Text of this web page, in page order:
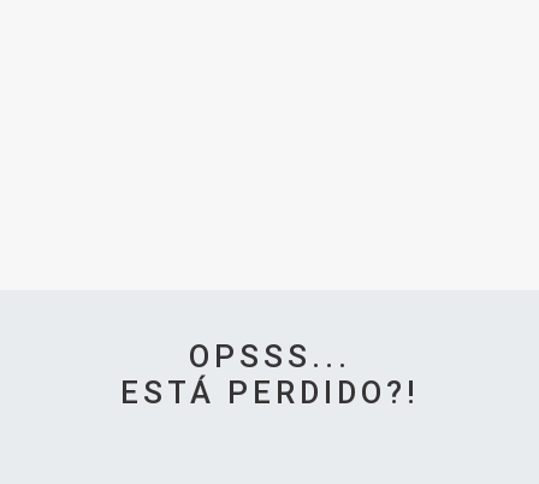
OPSSS...
ESTÁ PERDIDO?!